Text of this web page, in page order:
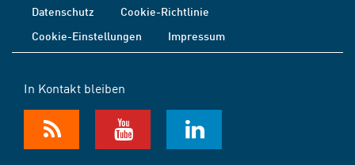
Datenschutz
Cookie-Richtlinie
Cookie-Einstellungen
Impressum
In Kontakt bleiben